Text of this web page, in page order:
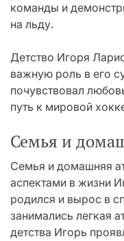
команды и
на льду.
Детство Игоря
важную роль в его
почувствовал
путь к мировой
Семья и
Семья и домашняя
аспектами в жизни
родился и вырос в
занимались легкая
детства Игорь